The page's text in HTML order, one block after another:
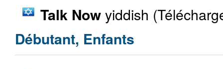
Talk Nowyiddish
Débutant, Enfants